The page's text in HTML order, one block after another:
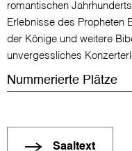
romantischen
Erlebnisse des Propheten
der Könige und weitere
unvergessliches
Nummerierte Plätze
Saaltext